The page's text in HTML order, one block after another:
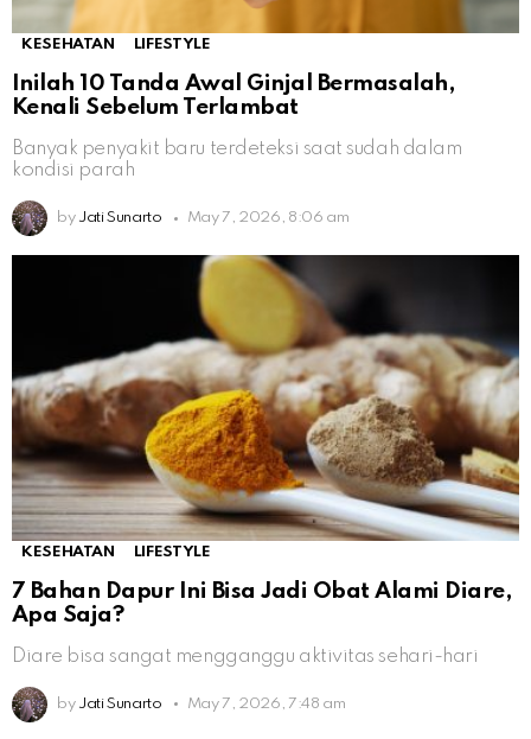
KESEHATAN LIFESTYLE
Inilah 10 Tanda Awal Ginjal Bermasalah,
Kenali Sebelum Terlambat
Banyak penyakit baru terdeteksi saat sudah dalam
kondisi parah
by Jati Sunarto May 7, 2026, 8:06 am
KESEHATAN LIFESTYLE
7 Bahan Dapur Ini Bisa Jadi Obat Alami Diare,
Apa Saja?
Diare bisa sangat mengganggu aktivitas sehari-hari
by Jati Sunarto May 7, 2026, 7:48 am